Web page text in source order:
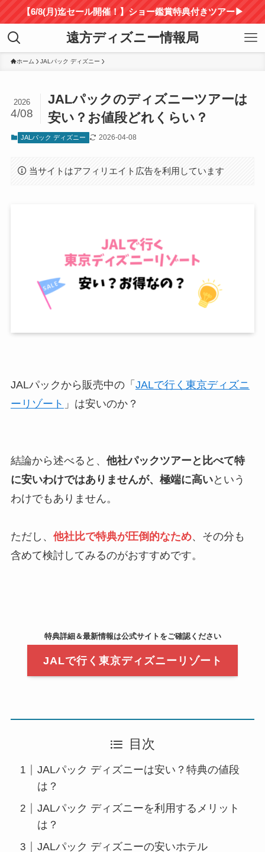
【6/8(月)迄セール開催！】ショー鑑賞特典付きツアー▶
遠方ディズニー情報局
ホーム JALパック ディズニー
JALパックのディズニーツアーは
安い？お値段どれくらい？
2026
4/08
JALパック ディズニー 2026-04-08
当サイトはアフィリエイト広告を利用しています
JALパックから販売中の「 JALで行く東京ディズニ
ーリゾート 」は安いのか？
結論から述べると、 他社パックツアーと比べて特
に安いわけではありませんが、極端に高いという
わけでもありません。
ただし、 他社比で特典が圧倒的なため、その分も
含めて検討してみるのがおすすめです。
特典詳細＆最新情報は公式サイトをご確認ください
JALで行く東京ディズニーリゾート
目次
JALパック ディズニーは安い？特典の値段
は？
JALパック ディズニーを利用するメリット
は？
JALパック ディズニーの安いホテル